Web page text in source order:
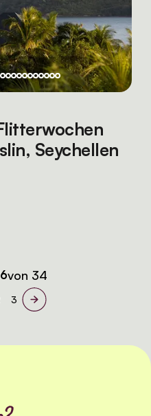
Seychellen
von 34
3